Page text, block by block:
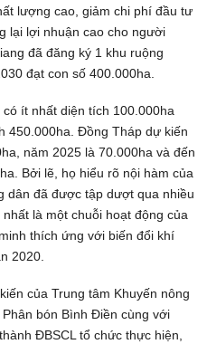
lượng cao, giảm chi phí đầu tư
lại lợi nhuận cao cho người
đã đăng ký 1 khu ruộng
đạt con số 400.000ha.
ít nhất diện tích 100.000ha
450.000ha. Đồng Tháp dự kiến
năm 2025 là 70.000ha và đến
Bởi lẽ, họ hiểu rõ nội hàm của
dân đã được tập dượt qua nhiều
là một chuỗi hoạt động của
thích ứng với biến đổi khí
2020.
của Trung tâm Khuyến nông
bón Bình Điền cùng với
ĐBSCL tổ chức thực hiện,